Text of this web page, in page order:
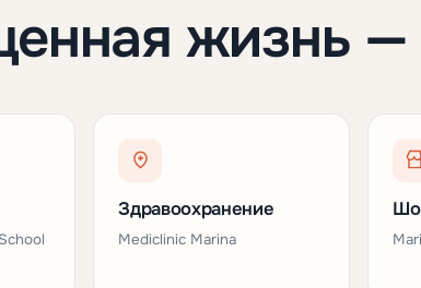
жизнь —
Здравоохранение
Mediclinic Marina